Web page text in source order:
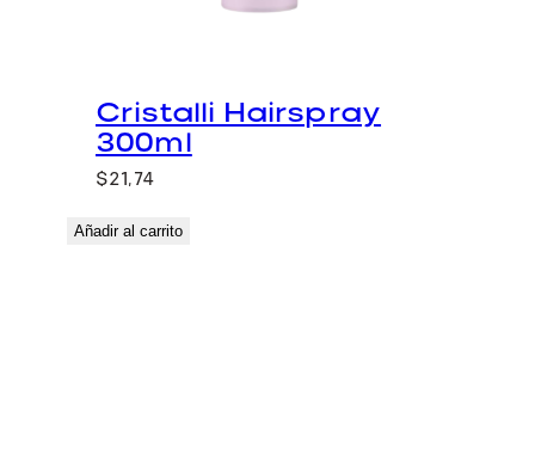
Cristalli Hairspray
300ml
$21,74
Añadir al carrito